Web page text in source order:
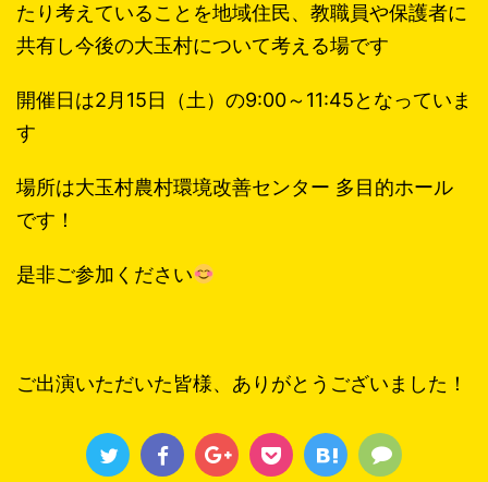
たり考えていることを地域住民、教職員や保護者に
共有し今後の大玉村について考える場です
開催日は2月15日（土）の9:00～11:45となっていま
す
場所は大玉村農村環境改善センター 多目的ホール
です！
是非ご参加ください
ご出演いただいた皆様、ありがとうございました！